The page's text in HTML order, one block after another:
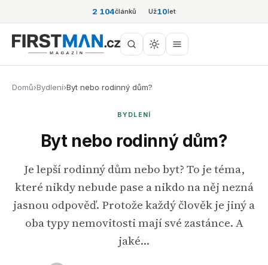
2 104článků Už10let
Domů›Bydlení›Byt nebo rodinný dům?
BYDLENÍ
Byt nebo rodinný dům?
Je lepší rodinný dům nebo byt? To je téma,
které nikdy nebude pase a nikdo na něj nezná
jasnou odpověď. Protože každý člověk je jiný a
oba typy nemovitosti mají své zastánce. A
jaké…